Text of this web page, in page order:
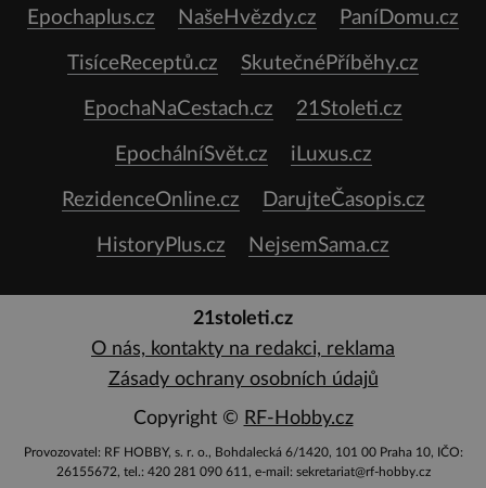
Epochaplus.cz NašeHvězdy.cz PaníDomu.cz
TisíceReceptů.cz SkutečnéPříběhy.cz
EpochaNaCestach.cz 21Stoleti.cz
EpochálníSvět.cz iLuxus.cz
RezidenceOnline.cz DarujteČasopis.cz
HistoryPlus.cz NejsemSama.cz
21stoleti.cz
O nás, kontakty na redakci, reklama
Zásady ochrany osobních údajů
Copyright © RF-Hobby.cz
Provozovatel: RF HOBBY, s. r. o., Bohdalecká 6/1420, 101 00 Praha 10, IČO:
26155672, tel.: 420 281 090 611, e-mail: sekretariat@rf-hobby.cz